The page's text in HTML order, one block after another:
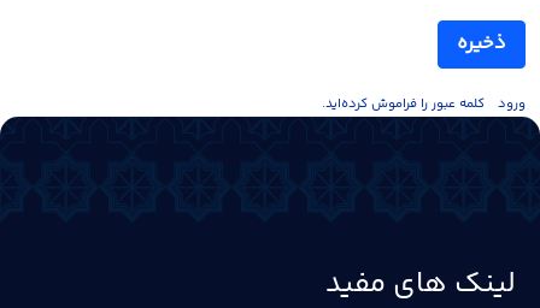
ذخیره
ورود کلمه عبور را فراموش کرده‌اید.
لینک های مفید